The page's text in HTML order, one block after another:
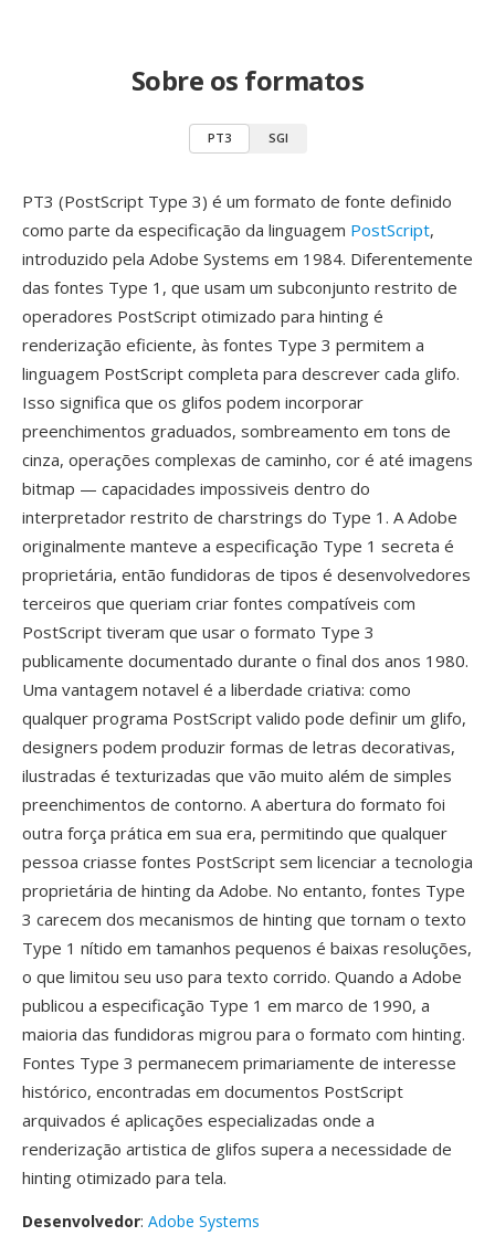
Sobre os formatos
PT3 SGI
PT3 (PostScript Type 3) é um formato de fonte definido
como parte da especificação da linguagem PostScript,
introduzido pela Adobe Systems em 1984. Diferentemente
das fontes Type 1, que usam um subconjunto restrito de
operadores PostScript otimizado para hinting é
renderização eficiente, às fontes Type 3 permitem a
linguagem PostScript completa para descrever cada glifo.
Isso significa que os glifos podem incorporar
preenchimentos graduados, sombreamento em tons de
cinza, operações complexas de caminho, cor é até imagens
bitmap — capacidades impossiveis dentro do
interpretador restrito de charstrings do Type 1. A Adobe
originalmente manteve a especificação Type 1 secreta é
proprietária, então fundidoras de tipos é desenvolvedores
terceiros que queriam criar fontes compatíveis com
PostScript tiveram que usar o formato Type 3
publicamente documentado durante o final dos anos 1980.
Uma vantagem notavel é a liberdade criativa: como
qualquer programa PostScript valido pode definir um glifo,
designers podem produzir formas de letras decorativas,
ilustradas é texturizadas que vão muito além de simples
preenchimentos de contorno. A abertura do formato foi
outra força prática em sua era, permitindo que qualquer
pessoa criasse fontes PostScript sem licenciar a tecnologia
proprietária de hinting da Adobe. No entanto, fontes Type
3 carecem dos mecanismos de hinting que tornam o texto
Type 1 nítido em tamanhos pequenos é baixas resoluções,
o que limitou seu uso para texto corrido. Quando a Adobe
publicou a especificação Type 1 em marco de 1990, a
maioria das fundidoras migrou para o formato com hinting.
Fontes Type 3 permanecem primariamente de interesse
histórico, encontradas em documentos PostScript
arquivados é aplicações especializadas onde a
renderização artistica de glifos supera a necessidade de
hinting otimizado para tela.
Desenvolvedor: Adobe Systems